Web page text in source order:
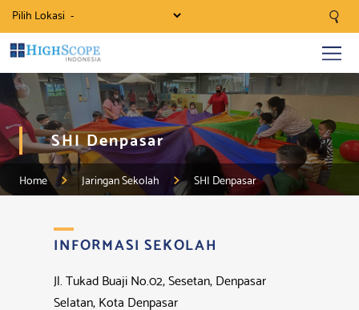
Pilih Lokasi
SHI Denpasar
Home Jaringan Sekolah SHI Denpasar
INFORMASI SEKOLAH
Jl. Tukad Buaji No.02, Sesetan, Denpasar
Selatan, Kota Denpasar